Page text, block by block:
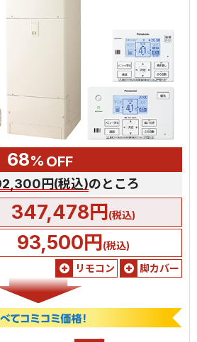
68% OFF
円(税込)のところ
347,478円(税込)
93,500円(税込)
リモコン
脚カバー